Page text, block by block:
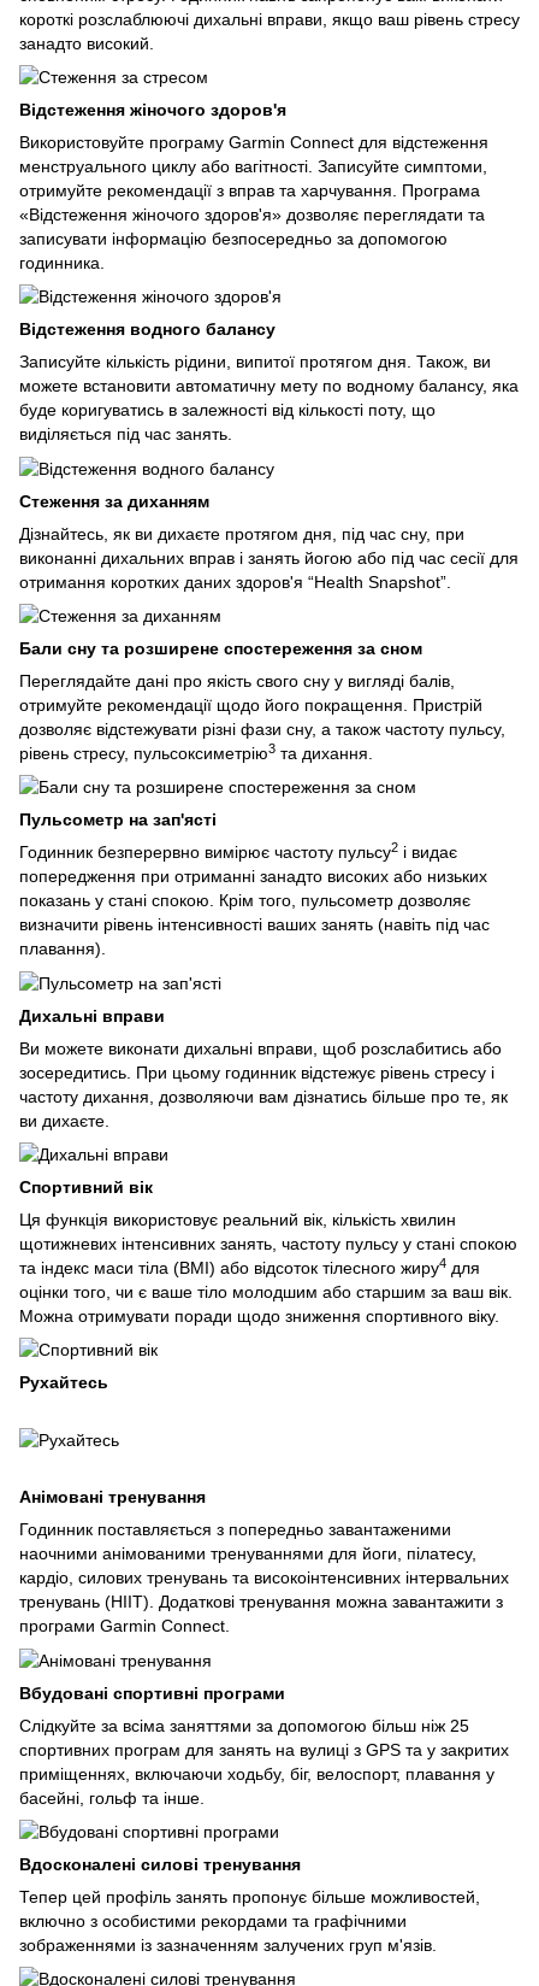
короткі розслаблюючі дихальні вправи, якщо ваш рівень стресу
занадто високий.
Відстеження жіночого здоров'я
Використовуйте програму Garmin Connect для відстеження
менструального циклу або вагітності. Записуйте симптоми,
отримуйте рекомендації з вправ та харчування. Програма
«Відстеження жіночого здоров'я» дозволяє переглядати та
записувати інформацію безпосередньо за допомогою
годинника.
Відстеження водного балансу
Записуйте кількість рідини, випитої протягом дня. Також, ви
можете встановити автоматичну мету по водному балансу, яка
буде коригуватись в залежності від кількості поту, що
виділяється під час занять.
Стеження за диханням
Дізнайтесь, як ви дихаєте протягом дня, під час сну, при
виконанні дихальних вправ і занять йогою або під час сесії для
отримання коротких даних здоров'я “Health Snapshot”.
Бали сну та розширене спостереження за сном
Переглядайте дані про якість свого сну у вигляді балів,
отримуйте рекомендації щодо його покращення. Пристрій
дозволяє відстежувати різні фази сну, а також частоту пульсу,
рівень стресу, пульсоксиметрію3 та дихання.
Пульсометр на зап'ясті
Годинник безперервно вимірює частоту пульсу2 і видає
попередження при отриманні занадто високих або низьких
показань у стані спокою. Крім того, пульсометр дозволяє
визначити рівень інтенсивності ваших занять (навіть під час
плавання).
Дихальні вправи
Ви можете виконати дихальні вправи, щоб розслабитись або
зосередитись. При цьому годинник відстежує рівень стресу і
частоту дихання, дозволяючи вам дізнатись більше про те, як
ви дихаєте.
Спортивний вік
Ця функція використовує реальний вік, кількість хвилин
щотижневих інтенсивних занять, частоту пульсу у стані спокою
та індекс маси тіла (BMI) або відсоток тілесного жиру4 для
оцінки того, чи є ваше тіло молодшим або старшим за ваш вік.
Можна отримувати поради щодо зниження спортивного віку.
Рухайтесь
Анімовані тренування
Годинник поставляється з попередньо завантаженими
наочними анімованими тренуваннями для йоги, пілатесу,
кардіо, силових тренувань та високоінтенсивних інтервальних
тренувань (HIIT). Додаткові тренування можна завантажити з
програми Garmin Connect.
Вбудовані спортивні програми
Слідкуйте за всіма заняттями за допомогою більш ніж 25
спортивних програм для занять на вулиці з GPS та у закритих
приміщеннях, включаючи ходьбу, біг, велоспорт, плавання у
басейні, гольф та інше.
Вдосконалені силові тренування
Тепер цей профіль занять пропонує більше можливостей,
включно з особистими рекордами та графічними
зображеннями із зазначенням залучених груп м'язів.